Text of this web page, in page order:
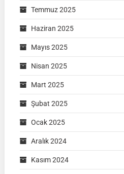
Temmuz 2025
Haziran 2025
Mayıs 2025
Nisan 2025
Mart 2025
Şubat 2025
Ocak 2025
Aralık 2024
Kasım 2024